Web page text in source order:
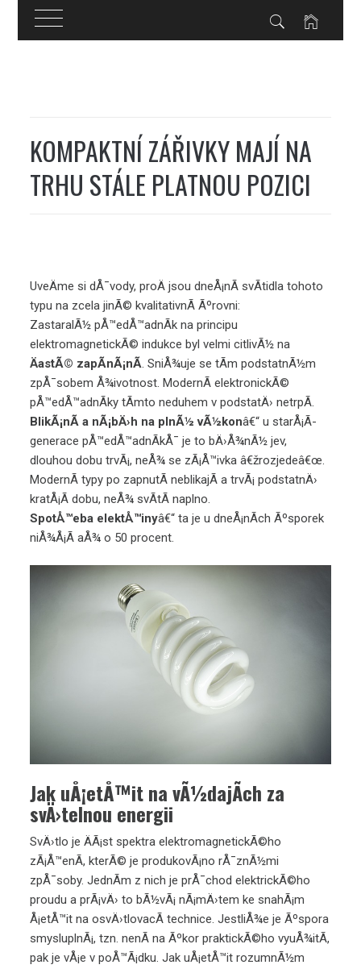
KOMPAKTNÍ ZÁŘIVKY MAJÍ NA
TRHU STÁLE PLATNOU POZICI
UveÄme si dÅ¯vody, proÄ jsou dneÅ¡nÃ­ svÃ­tidla tohoto
typuna zcela jinÃ© kvalitativnÃ­ Ãºrovni:
ZastaralÃ½ pÅ™edÅ™adnÃ­k na principu
elektromagnetickÃ© indukce byl velmi citlivÃ½ na
ÄastÃ© zapÃ­nÃ¡nÃ­ . SniÅ¾uje se tÃ­m podstatnÃ½m
zpÅ¯sobem Å¾ivotnost. ModernÃ­ elektronickÃ©
pÅ™edÅ™adnÃ­ky tÃ­mto neduhem v podstatÄ› netrpÃ­.
BlikÃ¡nÃ­ a nÃ¡bÄ›h na plnÃ½ vÃ½konâ€“ u starÅ¡Ã­
generace pÅ™edÅ™adnÃ­kÅ¯ je to bÄ›Å¾nÃ½ jev,
dlouhou dobu trvÃ¡, neÅ¾ se zÃ¡Å™ivka â€žrozjedeâ€œ.
ModernÃ­ typy po zapnutÃ­ neblikajÃ­ a trvÃ¡ podstatnÄ›
kratÅ¡Ã­ dobu, neÅ¾ svÃ­tÃ­ naplno.
SpotÅ™eba elektÅ™inyâ€“ ta je u dneÅ¡nÃ­ch Ãºsporek
niÅ¾Å¡Ã­ aÅ¾ o 50 procent.
Jak uÅ¡etÅ™it na vÃ½dajÃ­ch za
svÄ›telnou energii
SvÄ›tlo je ÄÃ¡st spektra elektromagnetickÃ©ho
zÃ¡Å™enÃ­, kterÃ© je produkovÃ¡no rÅ¯znÃ½mi
zpÅ¯soby. JednÃ­m z nich je prÅ¯chod elektrickÃ©ho
proudu a prÃ¡vÄ› to bÃ½vÃ¡ nÃ¡mÄ›tem ke snahÃ¡m
Å¡etÅ™it na osvÄ›tlovacÃ­ technice. JestliÅ¾e je Ãºspora
smysluplnÃ¡, tzn. nenÃ­ na Ãºkor praktickÃ©ho vyuÅ¾itÃ­,
pak je vÅ¡e v poÅ™Ã¡dku. Jak uÅ¡etÅ™it rozumnÃ½m